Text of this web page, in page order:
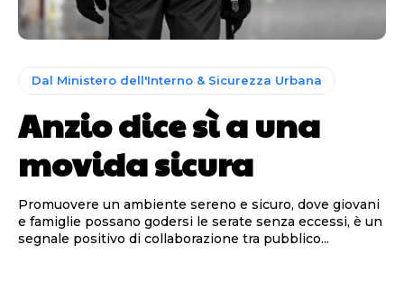
Dal Ministero dell'Interno & Sicurezza Urbana
Anzio dice sì a una
movida sicura
Promuovere un ambiente sereno e sicuro, dove giovani
e famiglie possano godersi le serate senza eccessi, è un
segnale positivo di collaborazione tra pubblico...